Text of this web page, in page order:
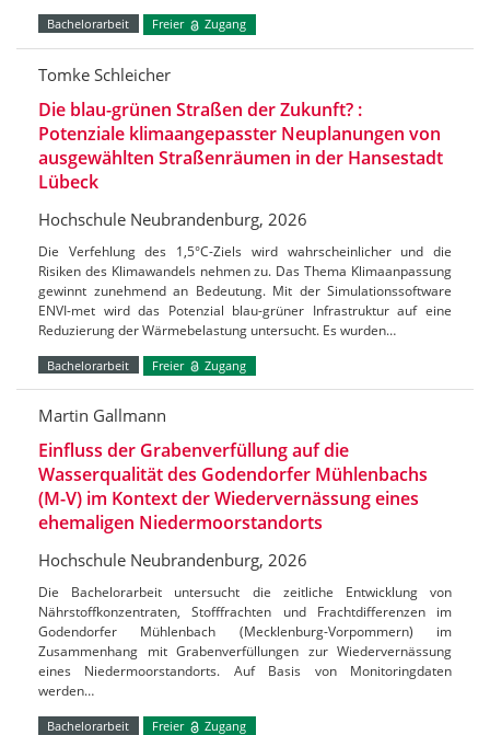
Bachelorarbeit Freier Zugang
Tomke Schleicher
Die blau-grünen Straßen der Zukunft? :
Potenziale klimaangepasster Neuplanungen von
ausgewählten Straßenräumen in der Hansestadt
Lübeck
Hochschule Neubrandenburg, 2026
Die Verfehlung des 1,5°C-Ziels wird wahrscheinlicher und die
Risiken des Klimawandels nehmen zu. Das Thema Klimaanpassung
gewinnt zunehmend an Bedeutung. Mit der Simulationssoftware
ENVI-met wird das Potenzial blau-grüner Infrastruktur auf eine
Reduzierung der Wärmebelastung untersucht. Es wurden…
Bachelorarbeit Freier Zugang
Martin Gallmann
Einfluss der Grabenverfüllung auf die
Wasserqualität des Godendorfer Mühlenbachs
(M-V) im Kontext der Wiedervernässung eines
ehemaligen Niedermoorstandorts
Hochschule Neubrandenburg, 2026
Die Bachelorarbeit untersucht die zeitliche Entwicklung von
Nährstoffkonzentraten, Stofffrachten und Frachtdifferenzen im
Godendorfer Mühlenbach (Mecklenburg-Vorpommern) im
Zusammenhang mit Grabenverfüllungen zur Wiedervernässung
eines Niedermoorstandorts. Auf Basis von Monitoringdaten
werden…
Bachelorarbeit Freier Zugang